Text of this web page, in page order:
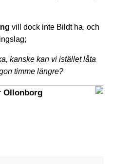
vill dock inte Bildt ha, och
kanske kan vi istället låta
timme längre?
Ollonborg